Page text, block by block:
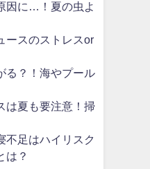
因に…！夏の虫よ
スのストレスor
る？！海やプール
は夏も要注意！掃
不足はハイリスク
は？